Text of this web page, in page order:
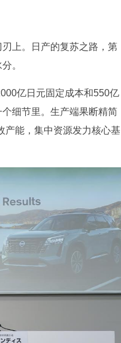
上。日产的复苏之路，第
。
亿日元固定成本和550亿
细节里。生产端果断精简
产能，集中资源发力核心基